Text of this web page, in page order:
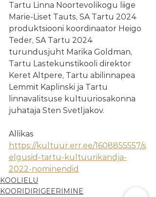
Tartu Linna Noortevolikogu liige
Marie-Liset Tauts, SA Tartu 2024
produktsiooni koordinaator Heigo
Teder, SA Tartu 2024
turundusjuht Marika Goldman,
Tartu Lastekunstikooli direktor
Keret Altpere, Tartu abilinnapea
Lemmit Kaplinski ja Tartu
linnavalitsuse kultuuriosakonna
juhataja Sten Svetljakov.
Allikas
https://kultuur.err.ee/1608855557/s
elgusid-tartu-kultuurikandja-
2022-nominendid
KOOLIELU
KOORIDIRIGEERIMINE